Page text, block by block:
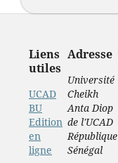
Liens
utiles
UCAD
BU
Edition
en
ligne
Adresse
Université
Cheikh
Anta Diop
de l'UCAD
République
Sénégal